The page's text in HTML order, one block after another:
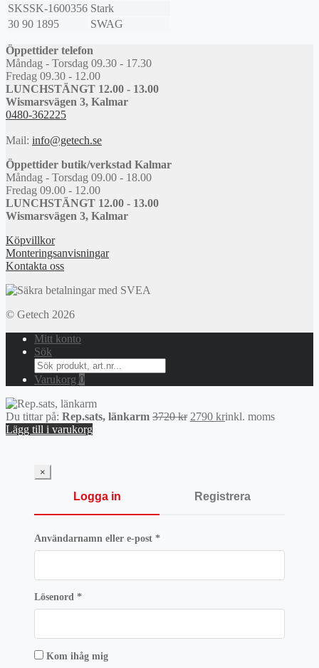
SKSSK-1600356 Stark
30 90 1895
SWAG
Öppettider telefon
Måndag - Torsdag 09.30 - 17.30
Fredag 09.30 - 12.00
LUNCHSTÄNGT 12.00 - 13.00
Wismarsvägen 3, Kalmar
0480-362225
Mail: info@getech.se
Öppettider butik/verkstad Kalmar
Måndag - Torsdag 09.00 - 18.00
Fredag 09.00 - 12.00
LUNCHSTÄNGT 12.00 - 13.00
Wismarsvägen 3, Kalmar
Köpvillkor
Monteringsanvisningar
Kontakta oss
© Getech 2026
Mitt konto
Sök
Search
for:
Varukorg 0
Du tittar på: Rep.sats, länkarm 3720kr Det
2790 krDet
inkl. moms
Lägg till i varukorg
×
Logga in Registrera
Användarnamn eller e-post *Obligatoriskt
Lösenord *Obligatoriskt
Kom ihåg mig